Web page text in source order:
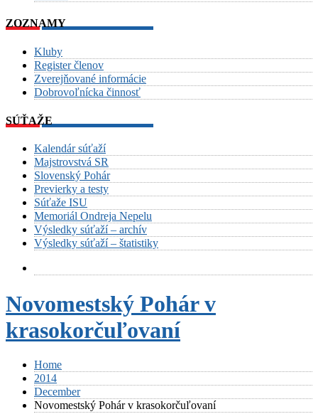
ZOZNAMY
Kluby
Register členov
Zverejňované informácie
Dobrovoľnícka činnosť
SÚŤAŽE
Kalendár súťaží
Majstrovstvá SR
Slovenský Pohár
Previerky a testy
Súťaže ISU
Memoriál Ondreja Nepelu
Výsledky súťaží – archív
Výsledky súťaží – štatistiky
Novomestský Pohár v
krasokorčuľovaní
Home
2014
December
Novomestský Pohár v krasokorčuľovaní